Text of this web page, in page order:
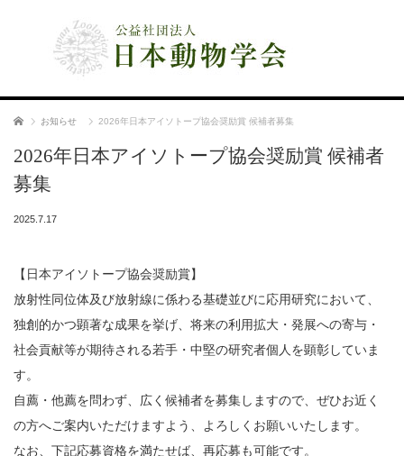
ホーム お知らせ 2026年日本アイソトープ協会奨励賞 候補者募集
2026年日本アイソトープ協会奨励賞 候補者
募集
2025.7.17
【日本アイソトープ協会奨励賞】
放射性同位体及び放射線に係わる基礎並びに応用研究において、
独創的かつ顕著な成果を挙げ、将来の利用拡大・発展への寄与・
社会貢献等が期待される若手・中堅の研究者個人を顕彰していま
す。
自薦・他薦を問わず、広く候補者を募集しますので、ぜひお近く
の方へご案内いただけますよう、よろしくお願いいたします。
なお、下記応募資格を満たせば、再応募も可能です。